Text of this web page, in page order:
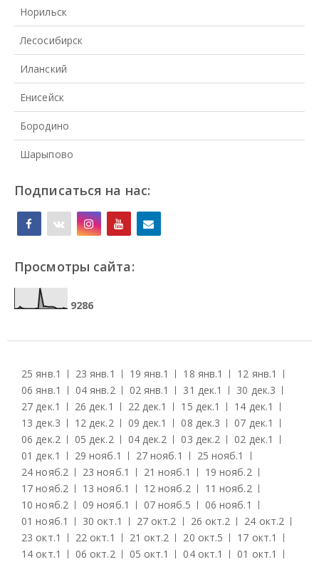
Норильск
Лесосибирск
Иланский
Енисейск
Бородино
Шарыпово
Подписаться на нас:
Просмотры сайта:
9286
25 янв.1 23 янв.1 19 янв.1 18 янв.1 12 янв.1
06 янв.1 04 янв.2 02 янв.1 31 дек.1 30 дек.3
27 дек.1 26 дек.1 22 дек.1 15 дек.1 14 дек.1
13 дек.3 12 дек.2 09 дек.1 08 дек.3 07 дек.1
06 дек.2 05 дек.2 04 дек.2 03 дек.2 02 дек.1
01 дек.1 29 нояб.1 27 нояб.1 25 нояб.1
24 нояб.2 23 нояб.1 21 нояб.1 19 нояб.2
17 нояб.2 13 нояб.1 12 нояб.2 11 нояб.2
10 нояб.2 09 нояб.1 07 нояб.5 06 нояб.1
01 нояб.1 30 окт.1 27 окт.2 26 окт.2 24 окт.2
23 окт.1 22 окт.1 21 окт.2 20 окт.5 17 окт.1
14 окт.1 06 окт.2 05 окт.1 04 окт.1 01 окт.1